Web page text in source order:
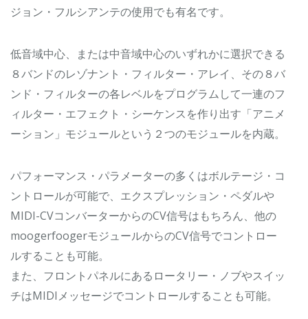
ジョン・フルシアンテの使用でも有名です。
低音域中心、または中音域中心のいずれかに選択できる
８バンドのレゾナント・フィルター・アレイ、その８バ
ンド・フィルターの各レベルをプログラムして一連のフ
ィルター・エフェクト・シーケンスを作り出す「アニメ
ーション」モジュールという２つのモジュールを内蔵。
パフォーマンス・パラメーターの多くはボルテージ・コ
ントロールが可能で、エクスプレッション・ペダルや
MIDI-CVコンバーターからのCV信号はもちろん、他の
moogerfoogerモジュールからのCV信号でコントロー
ルすることも可能。
また、フロントパネルにあるロータリー・ノブやスイッ
チはMIDIメッセージでコントロールすることも可能。